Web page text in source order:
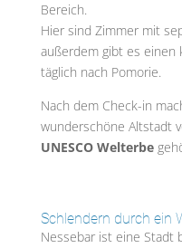
Bereich.
Hier sind Zimmer mit
außerdem gibt es einen
täglich nach Pomorie.
Nach dem Check-in
wunderschöne Altstadt
UNESCO Welterbe
Schlendern durch ein
Nessebar ist eine Stadt